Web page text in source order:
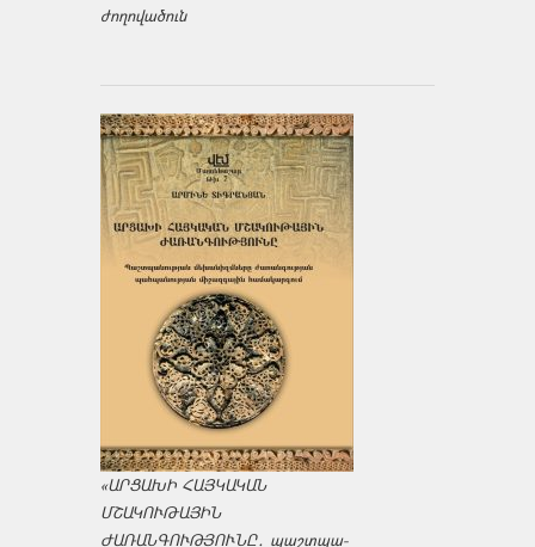
ժողովածուն
«ԱՐՑԱԽԻ ՀԱՅԿԱԿԱՆ
ՄՇԱԿՈՒԹԱՅԻՆ
ԺԱՌԱՆԳՈՒԹՅՈՒՆԸ․ պաշտպա­